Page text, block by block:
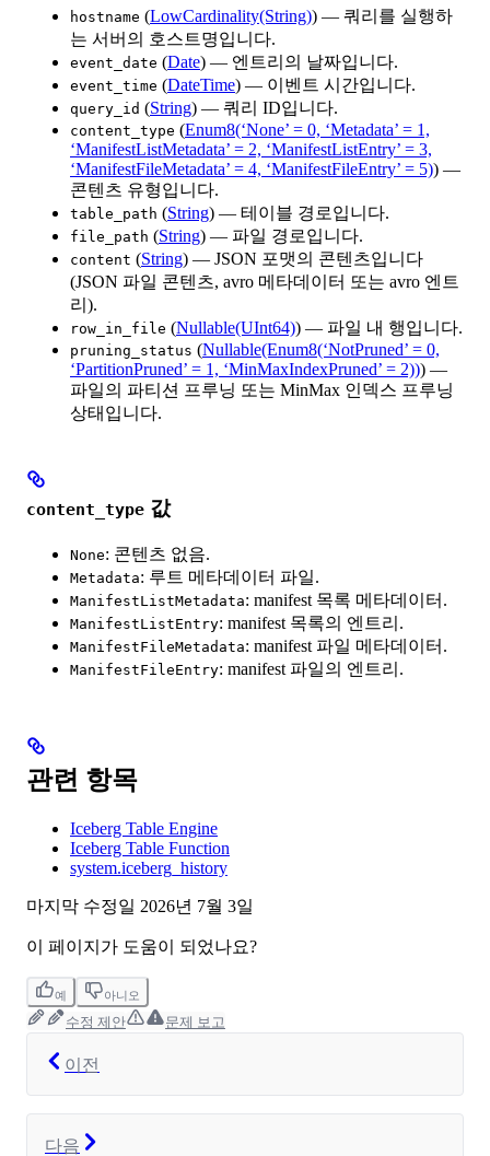
hostname (LowCardinality(String)) — 쿼리를 실행하
는 서버의 호스트명입니다.
event_date (Date) — 엔트리의 날짜입니다.
event_time (DateTime) — 이벤트 시간입니다.
query_id (String) — 쿼리 ID입니다.
content_type (Enum8(‘None’ = 0, ‘Metadata’ = 1,
‘ManifestListMetadata’ = 2, ‘ManifestListEntry’ = 3,
‘ManifestFileMetadata’ = 4, ‘ManifestFileEntry’ = 5)) —
콘텐츠 유형입니다.
table_path (String) — 테이블 경로입니다.
file_path (String) — 파일 경로입니다.
content (String) — JSON 포맷의 콘텐츠입니다
(JSON 파일 콘텐츠, avro 메타데이터 또는 avro 엔트
리).
row_in_file (Nullable(UInt64)) — 파일 내 행입니다.
pruning_status (Nullable(Enum8(‘NotPruned’ = 0,
‘PartitionPruned’ = 1, ‘MinMaxIndexPruned’ = 2))) —
파일의 파티션 프루닝 또는 MinMax 인덱스 프루닝
상태입니다.
content_type 값
None: 콘텐츠 없음.
Metadata: 루트 메타데이터 파일.
ManifestListMetadata: manifest 목록 메타데이터.
ManifestListEntry: manifest 목록의 엔트리.
ManifestFileMetadata: manifest 파일 메타데이터.
ManifestFileEntry: manifest 파일의 엔트리.
관련 항목
Iceberg Table Engine
Iceberg Table Function
system.iceberg_history
마지막 수정일 2026년 7월 3일
이 페이지가 도움이 되었나요?
예 아니오
수정 제안 문제 보고
이전
다음